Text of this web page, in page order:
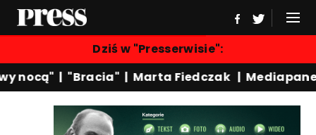
Dziś w "Presserwisie":
nocą"|"Bracia"| Marta Fiedczak|Mediapanel